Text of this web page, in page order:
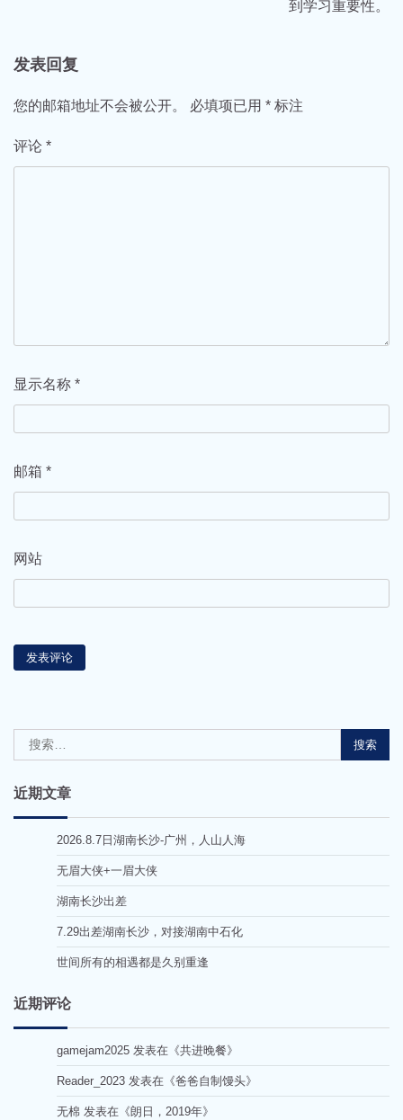
到学习重要性。
发表回复
您的邮箱地址不会被公开。 必填项已用 * 标注
评论 *
显示名称 *
邮箱 *
网站
索：
近期文章
2026.8.7日湖南长沙-广州，人山人海
无眉大侠+一眉大侠
湖南长沙出差
7.29出差湖南长沙，对接湖南中石化
世间所有的相遇都是久别重逢
近期评论
gamejam2025 发表在《共进晚餐》
Reader_2023 发表在《爸爸自制馒头》
无棉 发表在《朗日，2019年》